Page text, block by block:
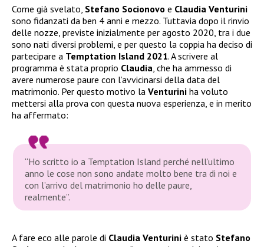
Come già svelato, Stefano Socionovo e Claudia Venturini
sono fidanzati da ben 4 anni e mezzo. Tuttavia dopo il rinvio
delle nozze, previste inizialmente per agosto 2020, tra i due
sono nati diversi problemi, e per questo la coppia ha deciso di
partecipare a Temptation Island 2021. A scrivere al
programma è stata proprio Claudia , che ha ammesso di
avere numerose paure con l’avvicinarsi della data del
matrimonio. Per questo motivo la Venturini ha voluto
mettersi alla prova con questa nuova esperienza, e in merito
ha affermato:
“Ho scritto io a Temptation Island perché nell’ultimo
anno le cose non sono andate molto bene tra di noi e
con l’arrivo del matrimonio ho delle paure,
realmente”.
A fare eco alle parole di Claudia Venturini è stato Stefano